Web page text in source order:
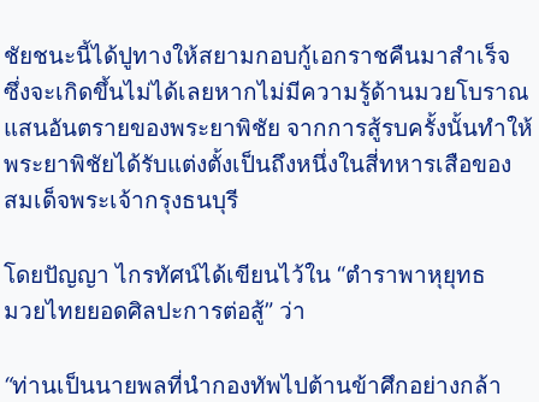
ชัยชนะนี้ได้ปูทางให้สยามกอบกู้เอกราชคืนมาสำเร็จ
ซึ่งจะเกิดขึ้นไม่ได้เลยหากไม่มีความรู้ด้านมวยโบราณ
แสนอันตรายของพระยาพิชัย จากการสู้รบครั้งนั้นทำให้
พระยาพิชัยได้รับแต่งตั้งเป็นถึงหนึ่งในสี่ทหารเสือของ
สมเด็จพระเจ้ากรุงธนบุรี
โดยปัญญา ไกรทัศน์ได้เขียนไว้ใน “ตำราพาหุยุทธ
มวยไทยยอดศิลปะการต่อสู้” ว่า
“ท่านเป็นนายพลที่นำกองทัพไปต้านข้าศึกอย่างกล้า